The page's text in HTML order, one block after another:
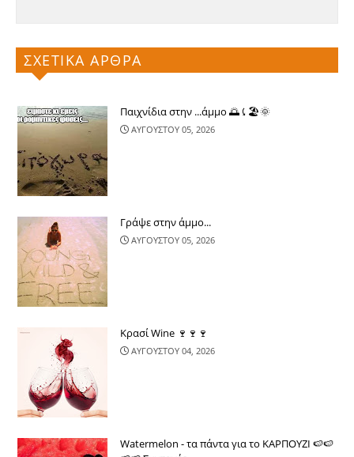
ΣΧΕΤΙΚΑ ΑΡΘΡΑ
Παιχνίδια στην ...άμμο 🌅⤹🏖🌞
ΑΥΓΟΥΣΤΟΥ 05, 2026
Γράψε στην άμμο...
ΑΥΓΟΥΣΤΟΥ 05, 2026
Κρασί Wine 🍷🍷🍷
ΑΥΓΟΥΣΤΟΥ 04, 2026
Watermelon - τα πάντα για το ΚΑΡΠΟΥΖΙ 🍉🍉